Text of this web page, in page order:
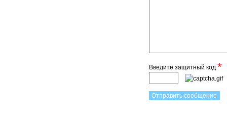
Введите защитный код *